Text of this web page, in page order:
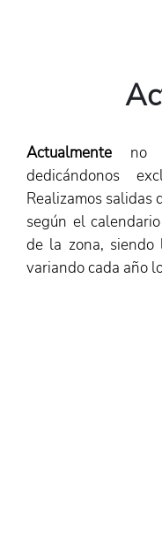
Actualmente no
dedicándonos
Realizamos salidas
según el
de la zona, siendo
variando cada año